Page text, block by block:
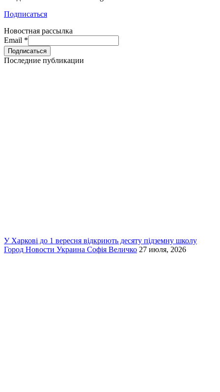
Подписаться
Новостная рассылка
Email *
Последние публикации
У Харкові до 1 вересня відкриють десяту підземну школу
Город Новости Украина Софія Величко 27 июля, 2026